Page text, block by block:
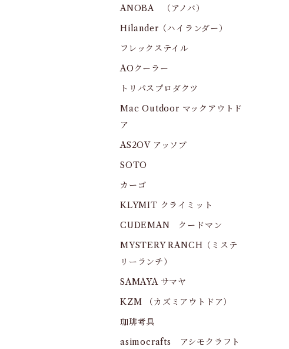
ANOBA （アノバ）
Hilander（ハイランダー）
フレックステイル
AOクーラー
トリパスプロダクツ
Mac Outdoor マックアウトド
ア
AS2OV アッソブ
SOTO
カーゴ
KLYMIT クライミット
CUDEMAN クードマン
MYSTERY RANCH（ミステ
リーランチ）
SAMAYA サマヤ
KZM （カズミアウトドア）
珈琲考具
asimocrafts アシモクラフト